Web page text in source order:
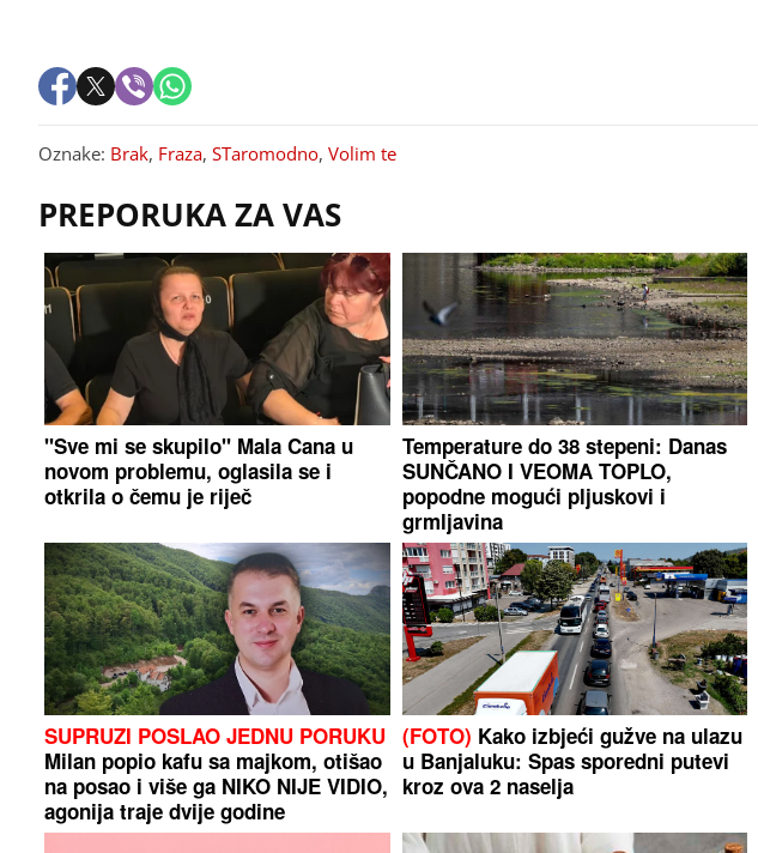
Oznake: Brak, Fraza, STaromodno, Volim te
PREPORUKA ZA VAS
"Sve mi se skupilo" Mala Cana u
novom problemu, oglasila se i
otkrila o čemu je riječ
Temperature do 38 stepeni: Danas
SUNČANO I VEOMA TOPLO,
popodne mogući pljuskovi i
grmljavina
SUPRUZI POSLAO JEDNU PORUKU
Milan popio kafu sa majkom, otišao
na posao i više ga NIKO NIJE VIDIO,
agonija traje dvije godine
(FOTO) Kako izbjeći gužve na ulazu
u Banjaluku: Spas sporedni putevi
kroz ova 2 naselja